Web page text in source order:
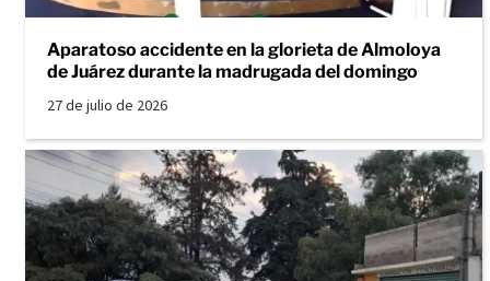
Aparatoso accidente en la glorieta de Almoloya
de Juárez durante la madrugada del domingo
27 de julio de 2026